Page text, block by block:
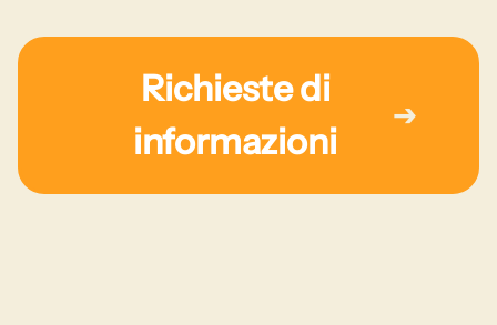
Richieste di
informazioni